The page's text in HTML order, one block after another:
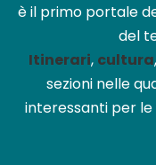
è il primo portale
del
Itinerari, cultura,
sezioni nelle
interessanti per